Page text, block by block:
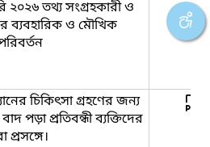
২০২৬ তথ্য সংগ্রহকারী ও
ব্যবহারিক ও মৌখিক
চিকিৎসা গ্রহণের জন্য
পড়া প্রতিবন্ধী ব্যক্তিদের
প্রসঙ্গে।